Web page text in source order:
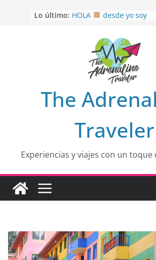
Lo último: MULITO!
Aprovechando que Wen
EL SENDERO DEL
opción
HOSPEDAJE AL
The
Traveler
Experiencias y viajes con un toque